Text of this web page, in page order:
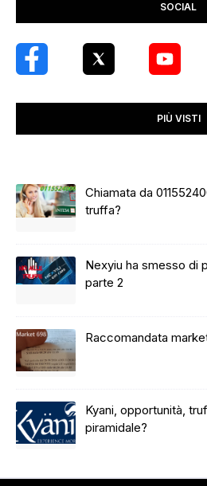
SOCIAL
PIÙ VISTI
Chiamata da
truffa?
Nexyiu ha smesso di
parte 2
Raccomandata
Kyani, opportunità,
piramidale?